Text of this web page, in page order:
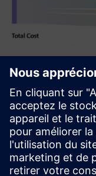
End-to-End
System
A comprehensive
measure, monitor,
electricity, water,
production output.